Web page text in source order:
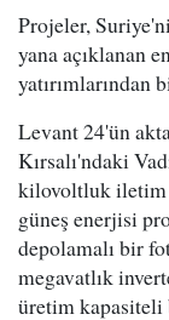
Projeler,
yana açıklanan
yatırımlarından
Levant 24'ün
Kırsalı'ndaki
kilovoltluk iletim
güneş enerjisi
depolamalı bir
megavatlık
üretim kapasiteli